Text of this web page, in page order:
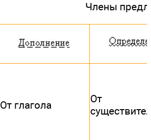
Члены
От глагола
От